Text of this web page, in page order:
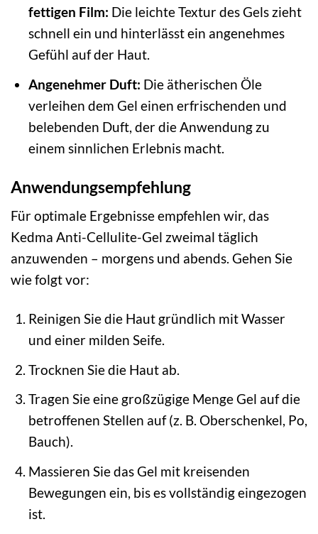
fettigen Film: Die leichte Textur des Gels zieht
schnell ein und hinterlässt ein angenehmes
Gefühl auf der Haut.
Angenehmer Duft: Die ätherischen Öle
verleihen dem Gel einen erfrischenden und
belebenden Duft, der die Anwendung zu
einem sinnlichen Erlebnis macht.
Anwendungsempfehlung
Für optimale Ergebnisse empfehlen wir, das
Kedma Anti-Cellulite-Gel zweimal täglich
anzuwenden – morgens und abends. Gehen Sie
wie folgt vor:
Reinigen Sie die Haut gründlich mit Wasser
und einer milden Seife.
Trocknen Sie die Haut ab.
Tragen Sie eine großzügige Menge Gel auf die
betroffenen Stellen auf (z. B. Oberschenkel, Po,
Bauch).
Massieren Sie das Gel mit kreisenden
Bewegungen ein, bis es vollständig eingezogen
ist.